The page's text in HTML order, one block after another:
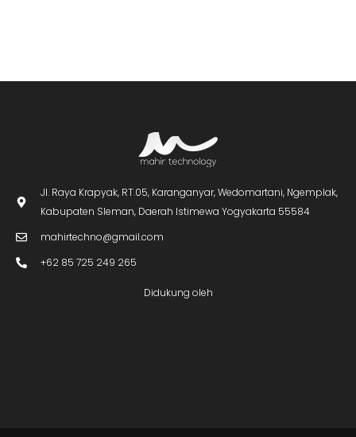
Jl. Raya Krapyak, RT.05, Karanganyar, Wedomartani, Ngemplak,
Kabupaten Sleman, Daerah Istimewa Yogyakarta 55584
mahirtechno@gmail.com
+62 85 725 249 265
Didukung oleh